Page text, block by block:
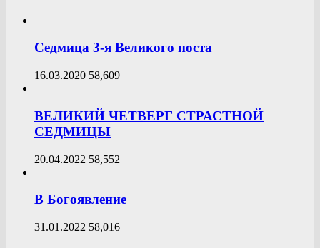
Седмица 3-я Великого поста
16.03.2020 58,609
ВЕЛИКИЙ ЧЕТВЕРГ СТРАСТНОЙ
СЕДМИЦЫ
20.04.2022 58,552
В Богоявление
31.01.2022 58,016